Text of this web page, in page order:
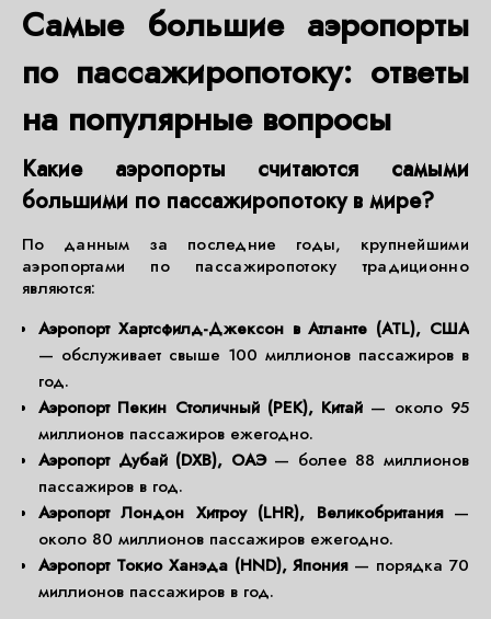
Самые большие аэропорты
по пассажиропотоку: ответы
на популярные вопросы
Какие аэропорты считаются самыми
большими по пассажиропотоку в мире?
По данным за последние годы, крупнейшими
аэропортами по пассажиропотоку традиционно
являются:
Аэропорт Хартсфилд-Джексон в Атланте (ATL), США
— обслуживает свыше 100 миллионов пассажиров в
год.
Аэропорт Пекин Столичный (PEK), Китай — около 95
миллионов пассажиров ежегодно.
Аэропорт Дубай (DXB), ОАЭ— более 88 миллионов
пассажиров в год.
Аэропорт Лондон Хитроу (LHR), Великобритания—
около 80 миллионов пассажиров ежегодно.
Аэропорт Токио Ханэда (HND), Япония— порядка 70
миллионов пассажиров в год.